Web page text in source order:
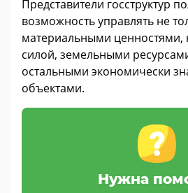
Представители госструктур
возможность управлять не
материальными ценностями,
силой, земельными
остальными экономически
объектами.
Нужна